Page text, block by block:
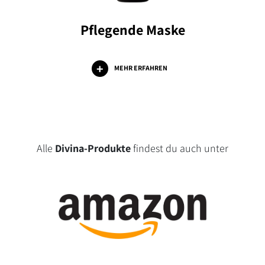
Pflegende Maske
MEHR ERFAHREN
Alle Divina-Produktefindest du auch unter